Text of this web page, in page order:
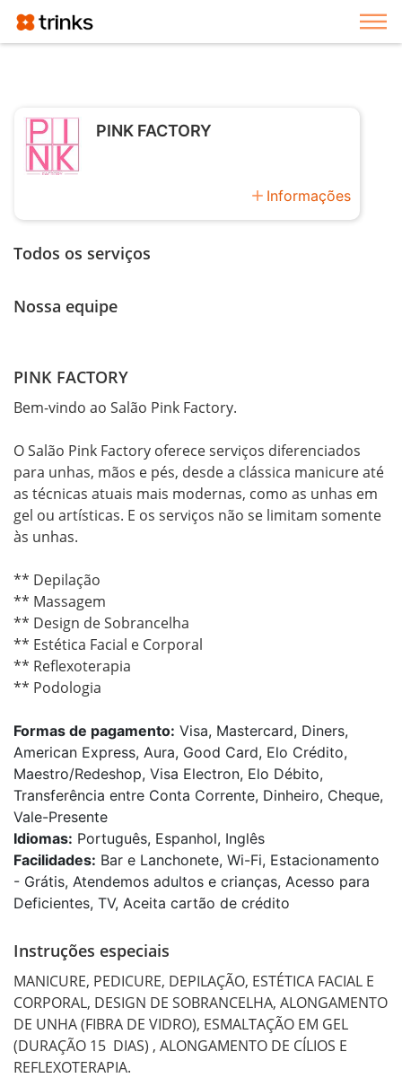
PINK FACTORY
add Informações
Todos os serviços
Nossa equipe
PINK FACTORY
Bem-vindo ao Salão Pink Factory.
O Salão Pink Factory oferece serviços diferenciados
para unhas, mãos e pés, desde a clássica manicure até
as técnicas atuais mais modernas, como as unhas em
gel ou artísticas. E os serviços não se limitam somente
às unhas.
** Depilação
** Massagem
** Design de Sobrancelha
** Estética Facial e Corporal
** Reflexoterapia
** Podologia
Formas de pagamento: Visa, Mastercard, Diners,
American Express, Aura, Good Card, Elo Crédito,
Maestro/Redeshop, Visa Electron, Elo Débito,
Transferência entre Conta Corrente, Dinheiro, Cheque,
Vale-Presente
Idiomas: Português, Espanhol, Inglês
Facilidades: Bar e Lanchonete, Wi-Fi, Estacionamento
- Grátis, Atendemos adultos e crianças, Acesso para
Deficientes, TV, Aceita cartão de crédito
Instruções especiais
MANICURE, PEDICURE, DEPILAÇÃO, ESTÉTICA FACIAL E
CORPORAL, DESIGN DE SOBRANCELHA, ALONGAMENTO
DE UNHA (FIBRA DE VIDRO), ESMALTAÇÃO EM GEL
(DURAÇÃO 15  DIAS) , ALONGAMENTO DE CÍLIOS E
REFLEXOTERAPIA.